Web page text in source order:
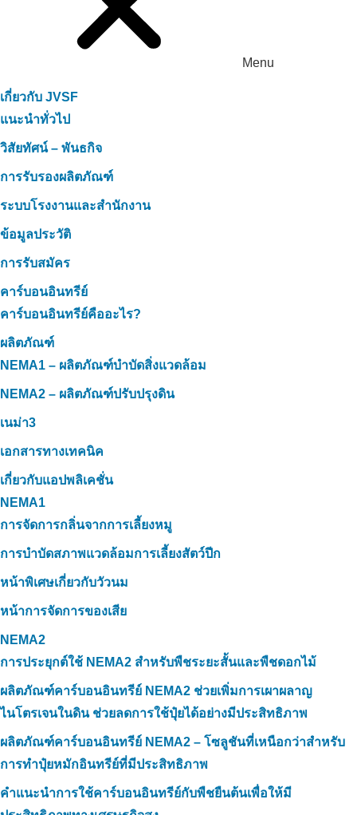
Menu
เกี่ยวกับ JVSF
แนะนำทั่วไป
วิสัยทัศน์ – พันธกิจ
การรับรองผลิตภัณฑ์
ระบบโรงงานและสำนักงาน
ข้อมูลประวัติ
การรับสมัคร
คาร์บอนอินทรีย์
คาร์บอนอินทรีย์คืออะไร?
ผลิตภัณฑ์
NEMA1 – ผลิตภัณฑ์บำบัดสิ่งแวดล้อม
NEMA2 – ผลิตภัณฑ์ปรับปรุงดิน
เนม่า3
เอกสารทางเทคนิค
เกี่ยวกับแอปพลิเคชั่น
NEMA1
การจัดการกลิ่นจากการเลี้ยงหมู
การบำบัดสภาพแวดล้อมการเลี้ยงสัตว์ปีก
หน้าพิเศษเกี่ยวกับวัวนม
หน้าการจัดการของเสีย
NEMA2
การประยุกต์ใช้ NEMA2 สำหรับพืชระยะสั้นและพืชดอกไม้
ผลิตภัณฑ์คาร์บอนอินทรีย์ NEMA2 ช่วยเพิ่มการเผาผลาญ
ไนโตรเจนในดิน ช่วยลดการใช้ปุ๋ยได้อย่างมีประสิทธิภาพ
ผลิตภัณฑ์คาร์บอนอินทรีย์ NEMA2 – โซลูชันที่เหนือกว่าสำหรับ
การทำปุ๋ยหมักอินทรีย์ที่มีประสิทธิภาพ
คำแนะนำการใช้คาร์บอนอินทรีย์กับพืชยืนต้นเพื่อให้มี